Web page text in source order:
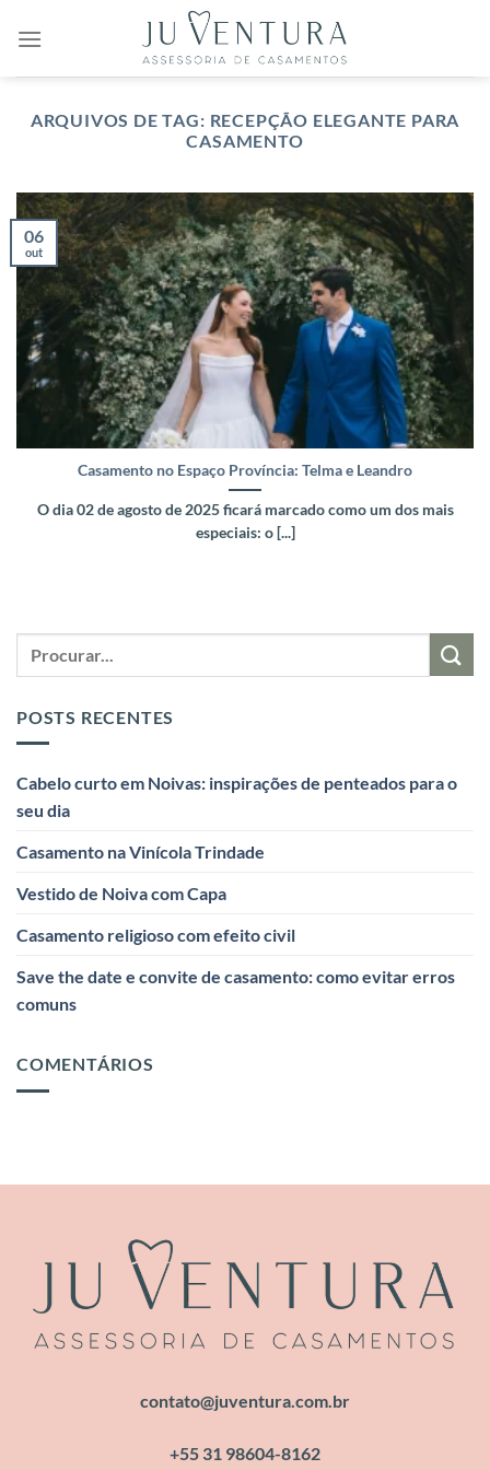
ARQUIVOS DE TAG: RECEPÇÃO ELEGANTE PARA
CASAMENTO
Casamento no Espaço Província: Telma e Leandro
O dia 02 de agosto de 2025 ficará marcado como um dos mais
especiais: o [...]
06
out
POSTS RECENTES
Cabelo curto em Noivas: inspirações de penteados para o
seu dia
Casamento na Vinícola Trindade
Vestido de Noiva com Capa
Casamento religioso com efeito civil
Save the date e convite de casamento: como evitar erros
comuns
COMENTÁRIOS
contato@juventura.com.br
+55 31 98604-8162